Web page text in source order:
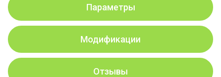
Параметры
Модификации
Отзывы